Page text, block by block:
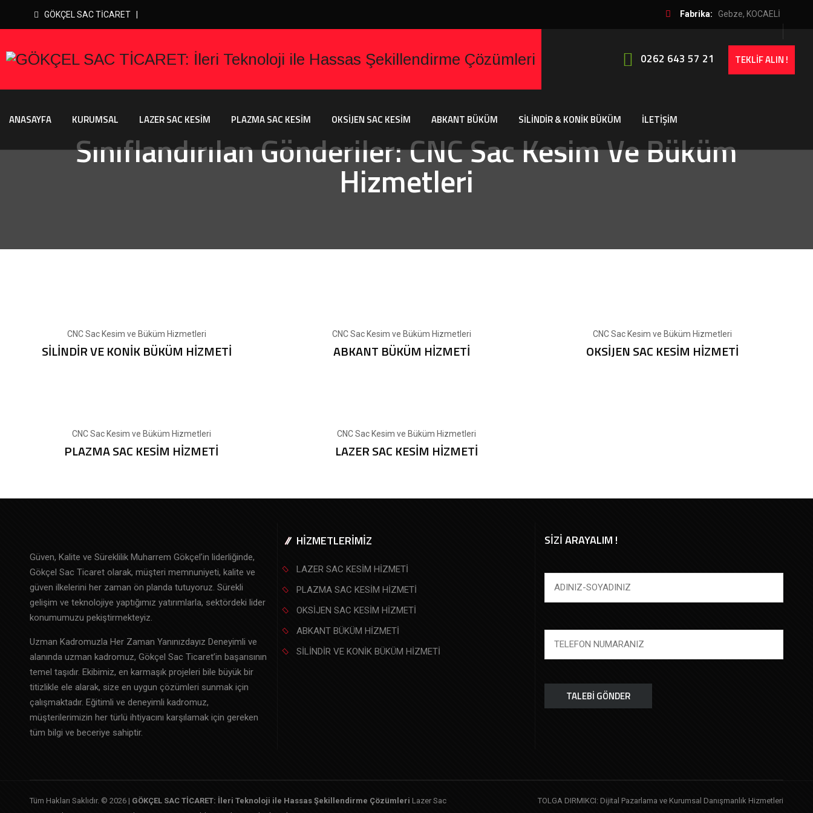
GÖKÇEL SAC TİCARET | Fabrika: Gebze, KOCAELİ
0262 643 57 21 TEKLİF ALIN !
ANASAYFA KURUMSAL LAZER SAC KESİM PLAZMA SAC KESİM OKSİJEN SAC KESİM ABKANT BÜKÜM SİLİNDİR & KONİK BÜKÜM İLETİŞİM
Sınıflandırılan Gönderiler:CNC Sac Kesim Ve Büküm
Hizmetleri
CNC Sac Kesim ve Büküm Hizmetleri
SİLİNDİR VE KONİK BÜKÜM HİZMETİ
CNC Sac Kesim ve Büküm Hizmetleri
ABKANT BÜKÜM HİZMETİ
CNC Sac Kesim ve Büküm Hizmetleri
OKSİJEN SAC KESİM HİZMETİ
CNC Sac Kesim ve Büküm Hizmetleri
PLAZMA SAC KESİM HİZMETİ
CNC Sac Kesim ve Büküm Hizmetleri
LAZER SAC KESİM HİZMETİ
Güven, Kalite ve Süreklilik Muharrem Gökçel’in liderliğinde,
Gökçel Sac Ticaret olarak, müşteri memnuniyeti, kalite ve
güven ilkelerini her zaman ön planda tutuyoruz. Sürekli
gelişim ve teknolojiye yaptığımız yatırımlarla, sektördeki lider
konumumuzu pekiştirmekteyiz.
Uzman Kadromuzla Her Zaman Yanınızdayız Deneyimli ve
alanında uzman kadromuz, Gökçel Sac Ticaret’in başarısının
temel taşıdır. Ekibimiz, en karmaşık projeleri bile büyük bir
titizlikle ele alarak, size en uygun çözümleri sunmak için
çalışmaktadır. Eğitimli ve deneyimli kadromuz,
müşterilerimizin her türlü ihtiyacını karşılamak için gereken
tüm bilgi ve beceriye sahiptir.
HİZMETLERİMİZ
LAZER SAC KESİM HİZMETİ
PLAZMA SAC KESİM HİZMETİ
OKSİJEN SAC KESİM HİZMETİ
ABKANT BÜKÜM HİZMETİ
SİLİNDİR VE KONİK BÜKÜM HİZMETİ
SİZİ ARAYALIM !
Tüm Hakları Saklıdır. © 2026 | GÖKÇEL SAC TİCARET: İleri Teknoloji ile Hassas Şekillendirme Çözümleri Lazer Sac
TOLGA DIRMIKCI: Dijital Pazarlama ve Kurumsal Danışmanlık Hizmetleri